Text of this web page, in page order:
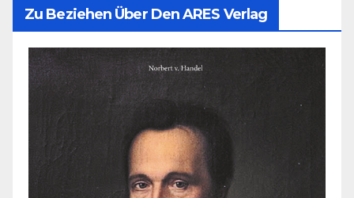
Zu Beziehen Über Den ARES Verlag